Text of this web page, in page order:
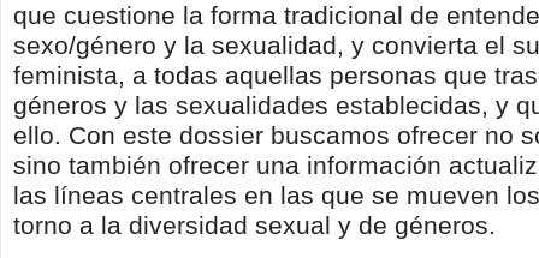
que cuestione la forma tradicional de
sexo/género y la sexualidad, y convierta el
feminista, a todas aquellas personas que
géne­ros y las sexualidades establecidas, y
ello. Con este dossier buscamos ofrecer no
sino también ofrecer una información
las líneas centrales en las que se mueven
torno a la diversidad sexual y de géneros.